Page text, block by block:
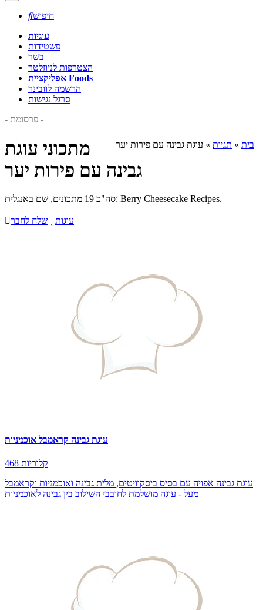
חיפוש
עוגיות
פשטידות
בשר
הצטרפות לניוזלטר
אפליקציית Foods
הרשמה לוובינר
סרגל נגישות
- פרסומת -
בית » תגיות » עוגת גבינה עם פירות יער
מתכוני עוגת
גבינה עם פירות יער
סה"כ 19 מתכונים, שם באנגלית: Berry Cheesecake Recipes.
שלח לחבר עוגות
עוגת גבינה קראמבל אוכמניות
468 קלוריות
עוגת גבינה אפויה עם בסיס ביסקוויטים, מלית גבינה ואוכמניות וקראמבל
מעל - עוגה מושלמת לחובבי השילוב בין גבינה לאוכמניות